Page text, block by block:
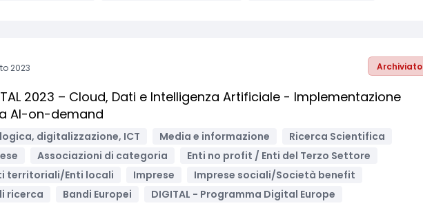
2023 Archiviato
2023 – Cloud, Dati e Intelligenza Artificiale - Implementazione
AI-on-demand
digitalizzazione, ICT Media e informazione
Ricerca Scientifica
Associazioni di categoria
Enti no profit / Enti del Terzo Settore
territoriali/Enti locali Imprese
Imprese sociali/Società benefit
ricerca
Bandi Europei DIGITAL - Programma Digital Europe